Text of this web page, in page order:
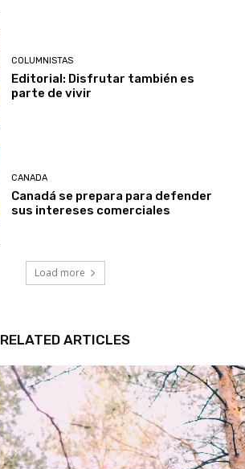
Editorial: Disfrutar también es
parte de vivir
Canadá se prepara para defender
Load more
RELATED ARTICLES